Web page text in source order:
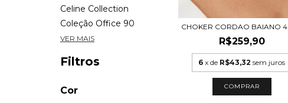
Celine Collection
Coleção Office 90
VER MAIS
Filtros
Cor
CHOKER CORDAO BAIANO
R$259,90
6 x de R$43,32 sem juros